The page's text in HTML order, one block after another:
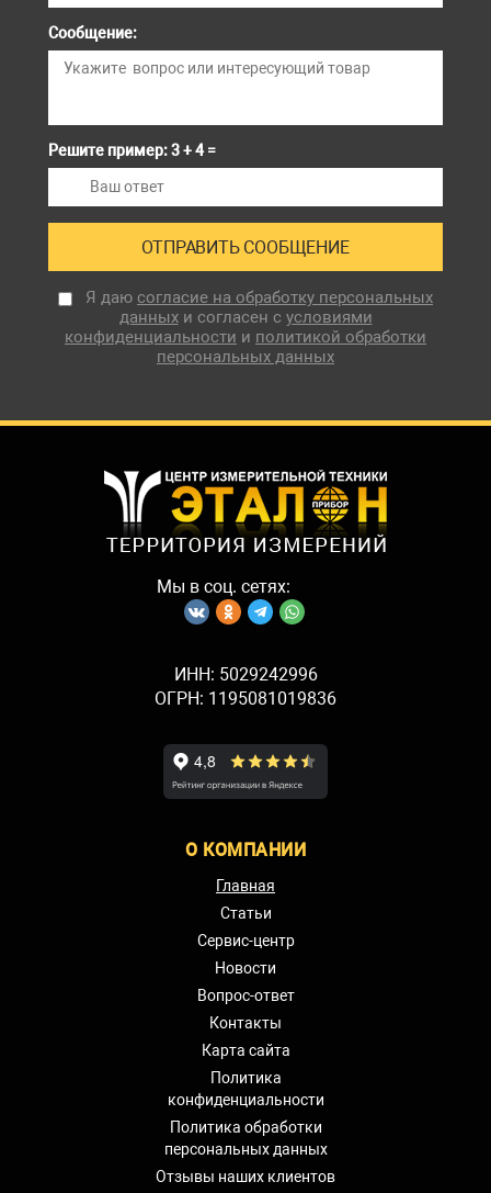
Сообщение:
Решите пример: 3 + 4 =
Я даю согласие на обработку персональных
данныхи согласен с условиями
конфиденциальности и политикой обработки
персональных данных
Мы в соц. сетях:
ИНН: 5029242996
ОГРН: 1195081019836
О КОМПАНИИ
Главная
Статьи
Сервис-центр
Новости
Вопрос-ответ
Контакты
Карта сайта
Политика
конфиденциальности
Политика обработки
персональных данных
Отзывы наших клиентов